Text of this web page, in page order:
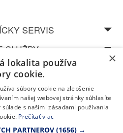
SERVIS
SLUŽBY
CENTRÁLU V ŽILINĚ
×
lokalita používa
cookie.
súbory cookie na zlepšenie
našej webovej stránky súhlasíte
s našimi zásadami používania
Prečítať viac
PARTNEROV (1656) →